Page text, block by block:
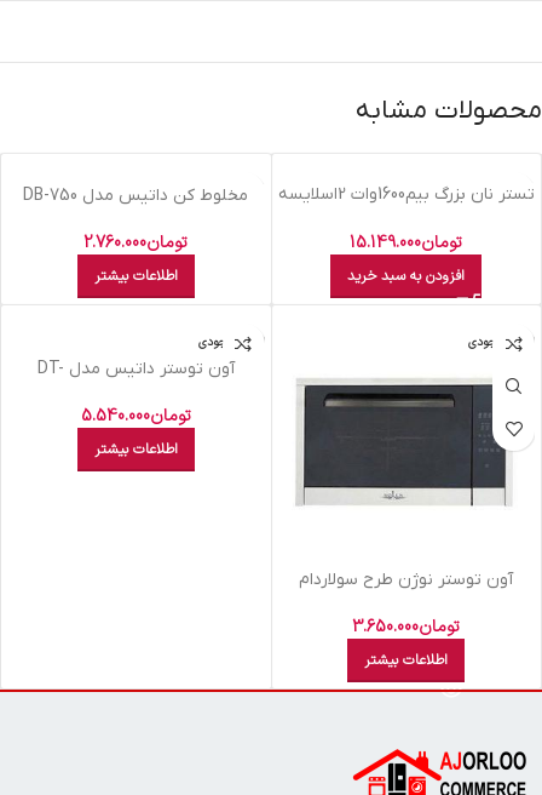
محصولات مشابه
تستر نان بزرگ بيم1600وات 2اسلايسه
تومان15.149.000
افزودن به سبد خرید
اتمام موجودی
مخلوط کن داتیس مدل DB-750
تومان2.760.000
اطلاعات بیشتر
اتمام موجودی
آون توستر نوژن طرح سولاردام
تومان3.650.000
اطلاعات بیشتر
اتمام موجودی
آون توستر داتیس مدل DT-
تومان5.540.000
اطلاعات بیشتر